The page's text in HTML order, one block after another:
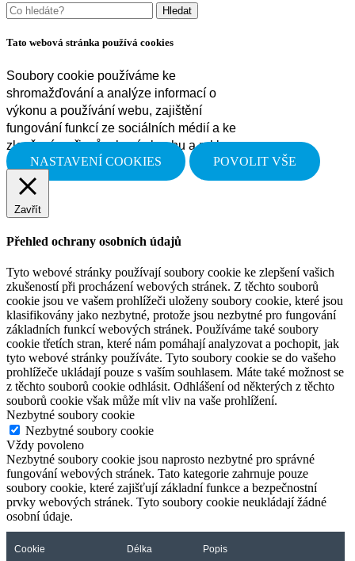
Tato webová stránka používá cookies
Soubory cookie používáme ke
shromažďování a analýze informací o
výkonu a používání webu, zajištění
fungování funkcí ze sociálních médií a ke
zlepšení a přizpůsobení obsahu a reklam.
NASTAVENÍ COOKIES
POVOLIT VŠE
Zavřít
Přehled ochrany osobních údajů
Tyto webové stránky používají soubory cookie ke zlepšení vašich
zkušeností při procházení webových stránek. Z těchto souborů
cookie jsou ve vašem prohlížeči uloženy soubory cookie, které jsou
klasifikovány jako nezbytné, protože jsou nezbytné pro fungování
základních funkcí webových stránek. Používáme také soubory
cookie třetích stran, které nám pomáhají analyzovat a pochopit, jak
tyto webové stránky používáte. Tyto soubory cookie se do vašeho
prohlížeče ukládají pouze s vaším souhlasem. Máte také možnost se
z těchto souborů cookie odhlásit. Odhlášení od některých z těchto
souborů cookie však může mít vliv na vaše prohlížení.
Nezbytné soubory cookie
Nezbytné soubory cookie
Vždy povoleno
Nezbytné soubory cookie jsou naprosto nezbytné pro správné
fungování webových stránek. Tato kategorie zahrnuje pouze
soubory cookie, které zajišťují základní funkce a bezpečnostní
prvky webových stránek. Tyto soubory cookie neukládají žádné
osobní údaje.
Cookie Délka Popis